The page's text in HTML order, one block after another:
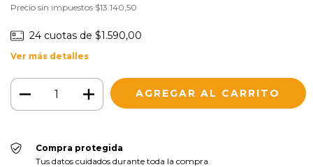
Precio sin impuestos $13.140,50
24 cuotas de $1.590,00
Ver más detalles
Compra protegida
Tus datos cuidados durante toda la compra.